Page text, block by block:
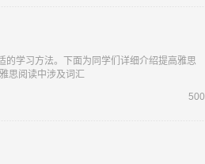
学习方法。下面为同学们详细介绍提高雅思
阅读中涉及词汇
500